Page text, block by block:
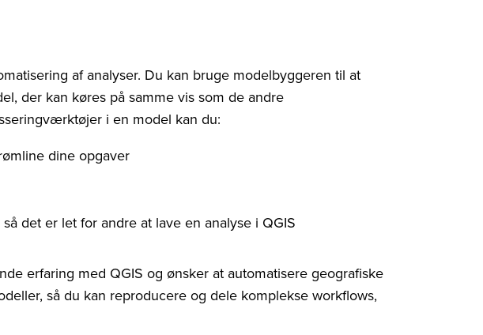
af analyser. Du kan bruge modelbyggeren til at
der kan køres på samme vis som de andre
i en model kan du:
dine opgaver
det er let for andre at lave en analyse i QGIS
erfaring med QGIS og ønsker at automatisere geografiske
så du kan reproducere og dele komplekse workflows,